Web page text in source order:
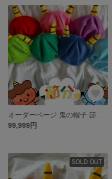
99,999円
SOLD OUT